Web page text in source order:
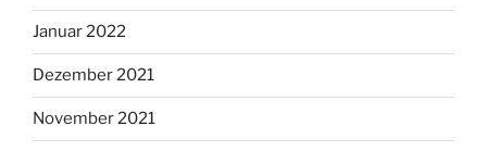
Januar 2022
Dezember 2021
November 2021